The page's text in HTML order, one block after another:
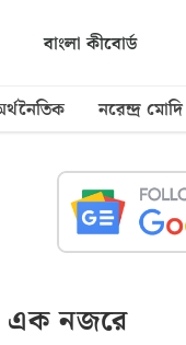
বাংলা কীবোর্ড
নরেন্দ্র মোদি
এক নজরে